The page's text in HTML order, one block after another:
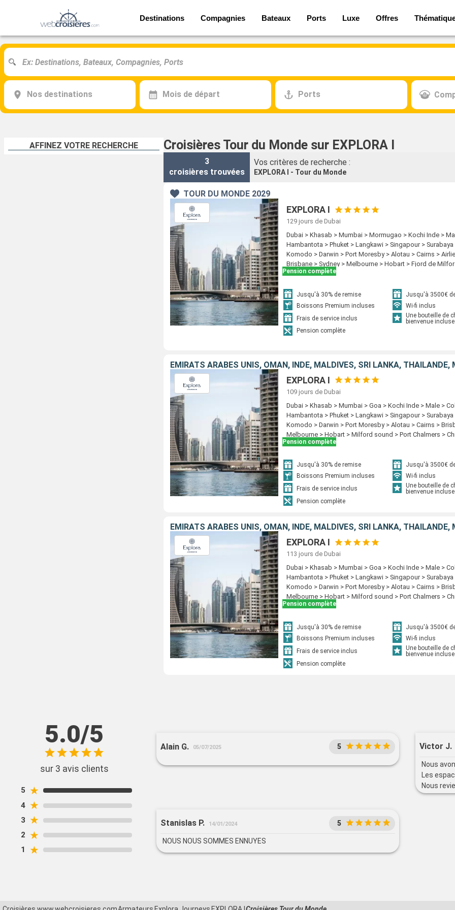
Destinations Compagnies Bateaux Ports Luxe Offres
Nos destinations Mois de départ Ports
AFFINEZ VOTRE RECHERCHE Croisières Tour du Monde sur EXPLORA I
3
croisières trouvées
Vos critères de recherche :
EXPLORA I - Tour du Monde
TOUR DU MONDE 2029
EXPLORA I
129 jours de Dubai
Dubai > Khasab > Mumbai > Mormugao > Kochi Inde >
Hambantota > Phuket > Langkawi > Singapour > Surabaya
Komodo > Darwin > Port Moresby > Alotau > Cairns >
Brisbane > Sydney > Melbourne > Hobart > Fjord de
Dunedin > Lyttelton > Wellington > Napier > Tauranga >
changement de date > Aitutaki > Moorea > Bora Bora >
> Papeete > Fakarava > Pitcairn > Hango Roa - Ile de
Coquimbo > Pisco > Lima > Salaverry > Manta > Panama
Panama > Carthagene CO > Willemstad (Curaçao) >
Ocean cay MSC marine reserve > New York > King s Wharf
Pension complète
Jusqu'à 30% de remise
Jusqu'à 3500€
Boissons Premium incluses
Wi-fi inclus
Frais de service inclus
Une bouteille de
bienvenue incluse
Pension complète
EXPLORA I
109 jours de Dubai
Dubai > Khasab > Mumbai > Goa > Kochi Inde > Male >
Hambantota > Phuket > Langkawi > Singapour > Surabaya
Komodo > Darwin > Port Moresby > Alotau > Cairns >
Melbourne > Hobart > Milford sound > Port Chalmers >
Wellington > Napier > Tauranga > Auckland > Waitangi >
Raiatea > Papeete > Fakarava > Pitcairn > Hango Roa - Ile
Valparaíso > Coquimbo > Pisco > Callao > Salaverry >
amador > Carthagene CO > Willemstad (Curaçao) >
Pension complète
Jusqu'à 30% de remise
Jusqu'à 3500€
Boissons Premium incluses
Wi-fi inclus
Frais de service inclus
Une bouteille de
bienvenue incluse
Pension complète
EXPLORA I
113 jours de Dubai
Dubai > Khasab > Mumbai > Goa > Kochi Inde > Male >
Hambantota > Phuket > Langkawi > Singapour > Surabaya
Komodo > Darwin > Port Moresby > Alotau > Cairns >
Melbourne > Hobart > Milford sound > Port Chalmers >
Wellington > Napier > Tauranga > Auckland > Waitangi >
Raiatea > Papeete > Fakarava > Pitcairn > Hango Roa - Ile
Valparaíso > Coquimbo > Pisco > Callao > Salaverry >
amador > Carthagene CO > Willemstad (Curaçao) >
Ocean cay MSC marine reserve > New York
Pension complète
Jusqu'à 30% de remise
Jusqu'à 3500€
Boissons Premium incluses
Wi-fi inclus
Frais de service inclus
Une bouteille de
bienvenue incluse
Pension complète
5.0/5
sur 3 avis clients
5 ★
4 ★
3 ★
2 ★
1 ★
Alain G. 05/07/2025 5 Victor J.
Nous
Les
Nous
longue
Stanislas P. 14/01/2024 5
NOUS NOUS SOMMES ENNUYES